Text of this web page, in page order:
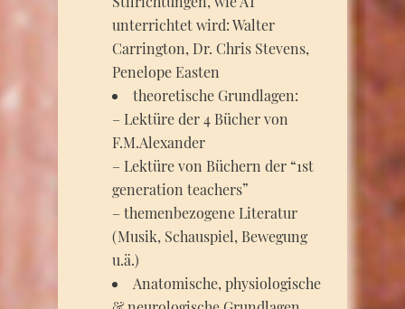
unterrichtet wird: Walter
Carrington, Dr. Chris Stevens,
Penelope Easten
theoretische Grundlagen:
– Lektüre der 4 Bücher von
F.M.Alexander
– Lektüre von Büchern der “1st
generation teachers”
– themenbezogene Literatur
(Musik, Schauspiel, Bewegung
u.ä.)
Anatomische, physiologische